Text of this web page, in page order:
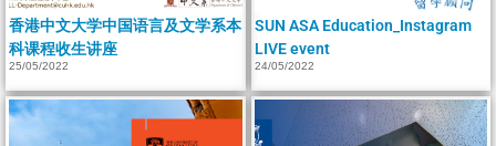
香港中文大学中国语言及文学系本
科课程收生讲座
25/05/2022
SUN ASA Education_Instagram
LIVE event
24/05/2022